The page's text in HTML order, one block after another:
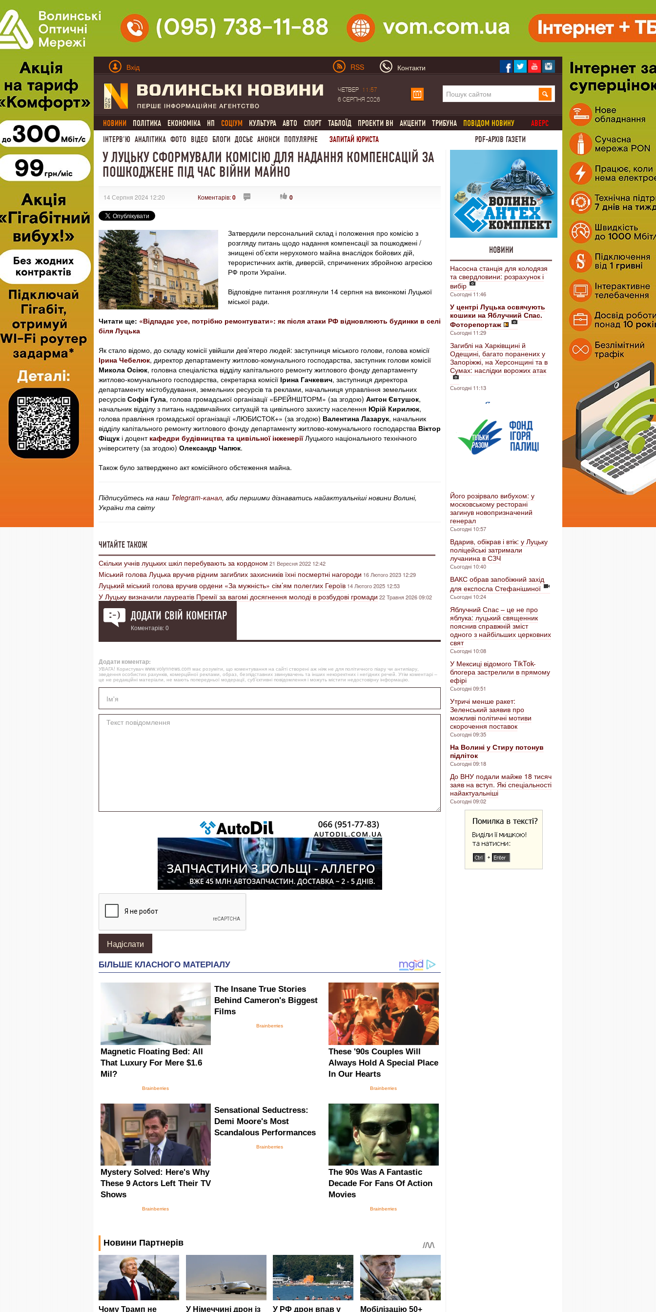
Вхід RSS Контакти
ЧЕТВЕР
11:57
6 СЕРПНЯ 2026
НОВИНИ ПОЛІТИКА ЕКОНОМІКА НП СОЦІУМ КУЛЬТУРА АВТО СПОРТ ТАБЛОЇД ПРОЕКТИ ВН АКЦЕНТИ ТРИБУНА ПОВІДОМ НОВИНУ
АВЕРС
ІНТЕРВ'Ю АНАЛІТИКА ФОТО ВІДЕО БЛОГИ ДОСЬЄ АНОНСИ ПОПУЛЯРНЕ ЗАПИТАЙ ЮРИСТА PDF-АРХІВ ГАЗЕТИ
У ЛУЦЬКУ СФОРМУВАЛИ КОМІСІЮ ДЛЯ НАДАННЯ КОМПЕНСАЦІЙ ЗА
ПОШКОДЖЕНЕ ПІД ЧАС ВІЙНИ МАЙНО
14 Серпня 2024 12:20 Коментарів:0 0
Затвердили персональний склад і положення про комісію з
розгляду питань щодо надання компенсації за пошкоджені /
знищені об’єкти нерухомого майна внаслідок бойових дій,
терористичних актів, диверсій, спричинених збройною агресією
РФ проти України.
Відповідне питання розглянули 14 серпня на виконкомі Луцької
міської ради.
Читати ще: «Відпадає усе, потрібно ремонтувати»: як після атаки РФ відновлюють будинки в селі
біля Луцька
Як стало відомо, до складу комісії увійшли дев’ятеро людей: заступниця міського голови, голова комісії
Ірина Чебелюк, директор департаменту житлово-комунального господарства, заступник голови комісії
Микола Осіюк, головна спеціалістка відділу капітального ремонту житлового фонду департаменту
житлово-комунального господарства, секретарка комісії Ірина Гачкевич, заступниця директора
департаменту містобудування, земельних ресурсів та реклами, начальниця управління земельних
ресурсів Софія Гула, голова громадської організації «БРЕЙНШТОРМ» (за згодою) Антон Євтушок,
начальник відділу з питань надзвичайних ситуацій та цивільного захисту населення Юрій Кирилюк,
голова правління громадської організації «ЛЮБИСТОК+» (за згодою) Валентина Лазарук, начальник
відділу капітального ремонту житлового фонду департаменту житлово-комунального господарства Віктор
Фіщук і доцент кафедри будівництва та цивільної інженеріїЛуцького національного технічного
університету (за згодою) Олександр Чапюк.
Також було затверджено акт комісійного обстеження майна.
Підписуйтесь на наш Telegram-канал, аби першими дізнаватись найактуальніші новини Волині,
України та світу
ЧИТАЙТЕ ТАКОЖ
Скільки учнів луцьких шкіл перебувають за кордоном 21 Вересня 2022 12:42
Міський голова Луцька вручив рідним загиблих захисників їхні посмертні нагороди 16 Лютого 2023 12:29
Луцький міський голова вручив ордени «За мужність» сім’ям полеглих Героїв 14 Лютого 2025 12:53
У Луцьку визначили лауреатів Премії за вагомі досягнення молоді в розбудові громади 22 Травня 2026 09:02
ДОДАТИ СВІЙ КОМЕНТАР
Коментарів: 0
Додати коментар:
УВАГА! Користувач www.volynnews.com має розуміти, що коментування на сайті створені аж ніяк не для політичного піару чи антипіару,
зведення особистих рахунків, комерційної реклами, образ, безпідставних звинувачень та інших некоректних і негідних речей. Утім коментарі –
це не редакційні матеріали, не мають попередньої модерації, суб’єктивні повідомлення і можуть містити недостовірну інформацію.
НОВИНИ
Насосна станція для колодязя
та свердловини: розрахунок і
вибір
Сьогодні 11:46
У центрі Луцька освячують
кошики на Яблучний Спас.
Фоторепортаж
Сьогодні 11:29
Загиблі на Харківщині й
Одещині, багато поранених у
Запоріжжі, на Херсонщині та в
Сумах: наслідки ворожих атак
Сьогодні 11:13
Його розірвало вибухом: у
московському ресторані
загинув новопризначений
генерал
Сьогодні 10:57
Вдарив, обікрав і втік: у Луцьку
поліцейські затримали
лучанина в СЗЧ
Сьогодні 10:40
ВАКС обрав запобіжний захід
для експосла Стефанішиної
Сьогодні 10:24
Яблучний Спас – це не про
яблука: луцький священник
пояснив справжній зміст
одного з найбільших церковних
свят
Сьогодні 10:08
У Мексиці відомого TikTok-
блогера застрелили в прямому
ефірі
Сьогодні 09:51
Утричі менше ракет:
Зеленський заявив про
можливі політичні мотиви
скорочення поставок
Сьогодні 09:35
На Волині у Стиру потонув
підліток
Сьогодні 09:18
До ВНУ подали майже 18 тисяч
заяв на вступ. Які спеціальності
найактуальніші
Сьогодні 09:02